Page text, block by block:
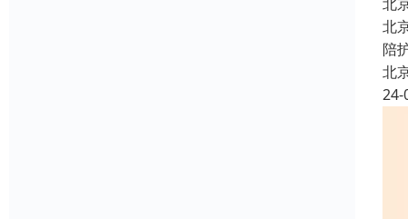
北
陪
北
24-